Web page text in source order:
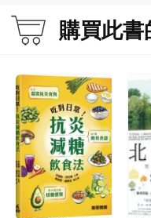
（Oxford University Press）的系
包羅萬千的工具書圖書館」的信
並提供進一步深度閱讀的建議，
架。
【作者簡介】
弗拉多．格拉維努（Vlad
挪威卑爾根大學（Bergen
（Webster University Geneva）
造力與創新中心」總監。他致力
購買此書